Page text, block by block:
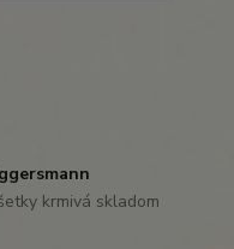
krmivá skladom